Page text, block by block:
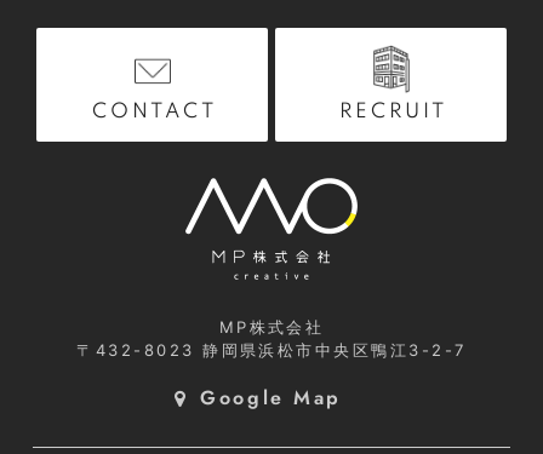
CONTACT RECRUIT
MP株式会社
〒432-8023静岡県浜松市中央区鴨江3-2-7
Google Map